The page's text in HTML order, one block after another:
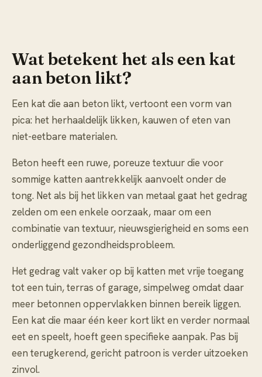
Wat betekent het als een kat
aan beton likt?
Een kat die aan beton likt, vertoont een vorm van
pica: het herhaaldelijk likken, kauwen of eten van
niet-eetbare materialen.
Beton heeft een ruwe, poreuze textuur die voor
sommige katten aantrekkelijk aanvoelt onder de
tong. Net als bij het likken van metaal gaat het gedrag
zelden om een enkele oorzaak, maar om een
combinatie van textuur, nieuwsgierigheid en soms een
onderliggend gezondheidsprobleem.
Het gedrag valt vaker op bij katten met vrije toegang
tot een tuin, terras of garage, simpelweg omdat daar
meer betonnen oppervlakken binnen bereik liggen.
Een kat die maar één keer kort likt en verder normaal
eet en speelt, hoeft geen specifieke aanpak. Pas bij
een terugkerend, gericht patroon is verder uitzoeken
zinvol.